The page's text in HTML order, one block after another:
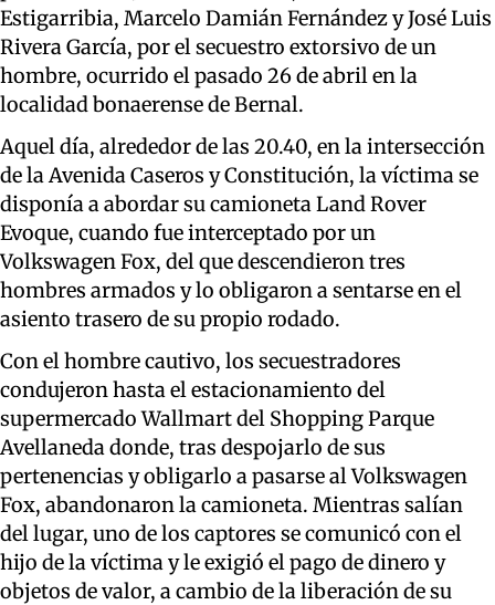
Estigarribia, Marcelo Damián Fernández y José Luis
Rivera García, por el secuestro extorsivo de un
hombre, ocurrido el pasado 26 de abril en la
localidad bonaerense de Bernal.
Aquel día, alrededor de las 20.40, en la intersección
de la Avenida Caseros y Constitución, la víctima se
disponía a abordar su camioneta Land Rover
Evoque, cuando fue interceptado por un
Volkswagen Fox, del que descendieron tres
hombres armados y lo obligaron a sentarse en el
asiento trasero de su propio rodado.
Con el hombre cautivo, los secuestradores
condujeron hasta el estacionamiento del
supermercado Wallmart del Shopping Parque
Avellaneda donde, tras despojarlo de sus
pertenencias y obligarlo a pasarse al Volkswagen
Fox, abandonaron la camioneta. Mientras salían
del lugar, uno de los captores se comunicó con el
hijo de la víctima y le exigió el pago de dinero y
objetos de valor, a cambio de la liberación de su